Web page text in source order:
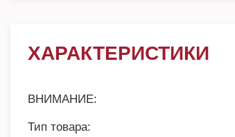
ХАРАКТЕРИСТИКИ
ВНИМАНИЕ:
Тип товара: